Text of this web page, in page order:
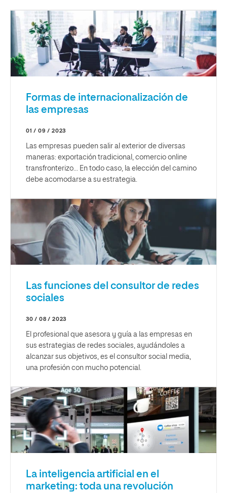
Formas de internacionalización de
las empresas
01 / 09 / 2023
Las empresas pueden salir al exterior de diversas
maneras: exportación tradicional, comercio online
transfronterizo... En todo caso, la elección del camino
debe acomodarse a su estrategia.
Las funciones del consultor de redes
sociales
30 / 08 / 2023
El profesional que asesora y guía a las empresas en
sus estrategias de redes sociales, ayudándoles a
alcanzar sus objetivos, es el consultor social media,
una profesión con mucho potencial.
La inteligencia artificial en el
marketing: toda una revolución